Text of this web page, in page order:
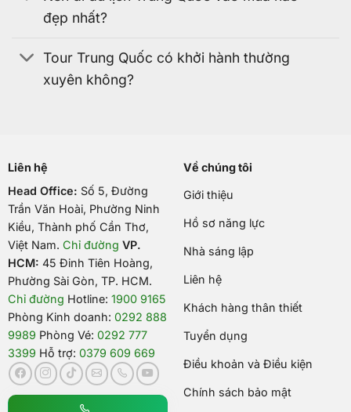
đẹp nhất?
Tour Trung Quốc có khởi hành thường
xuyên không?
Liên hệ
Head Office: Số 5, Đường
Trần Văn Hoài, Phường Ninh
Kiều, Thành phố Cần Thơ,
Việt Nam. Chỉ đường VP.
HCM: 45 Đinh Tiên Hoàng,
Phường Sài Gòn, TP. HCM.
Chỉ đường Hotline: 1900 9165
Phòng Kinh doanh: 0292 888
9989 Phòng Vé: 0292 777
3399 Hỗ trợ: 0379 609 669
Về chúng tôi
Giới thiệu
Hồ sơ năng lực
Nhà sáng lập
Liên hệ
Khách hàng thân thiết
Tuyển dụng
Điều khoản và Điều kiện
Chính sách bảo mật